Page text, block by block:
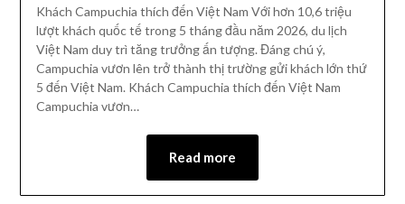
Khách Campuchia thích đến Việt Nam Với hơn 10,6 triệu
lượt khách quốc tế trong 5 tháng đầu năm 2026, du lịch
Việt Nam duy trì tăng trưởng ấn tượng. Đáng chú ý,
Campuchia vươn lên trở thành thị trường gửi khách lớn thứ
5 đến Việt Nam. Khách Campuchia thích đến Việt Nam
Campuchia vươn…
Read more